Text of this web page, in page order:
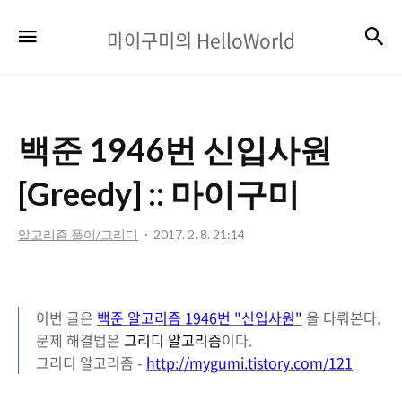
이
의
HelloWorld
마이구미의 HelloWorld
백준 1946번 신입사원
[Greedy] :: 마이구미
알고리즘 풀이/그리디 2017. 2. 8. 21:14
이번 글은 백준 알고리즘 1946번 "신입사원" 을 다뤄본다.
문제 해결법은 그리디 알고리즘이다.
그리디 알고리즘 - http://mygumi.tistory.com/121